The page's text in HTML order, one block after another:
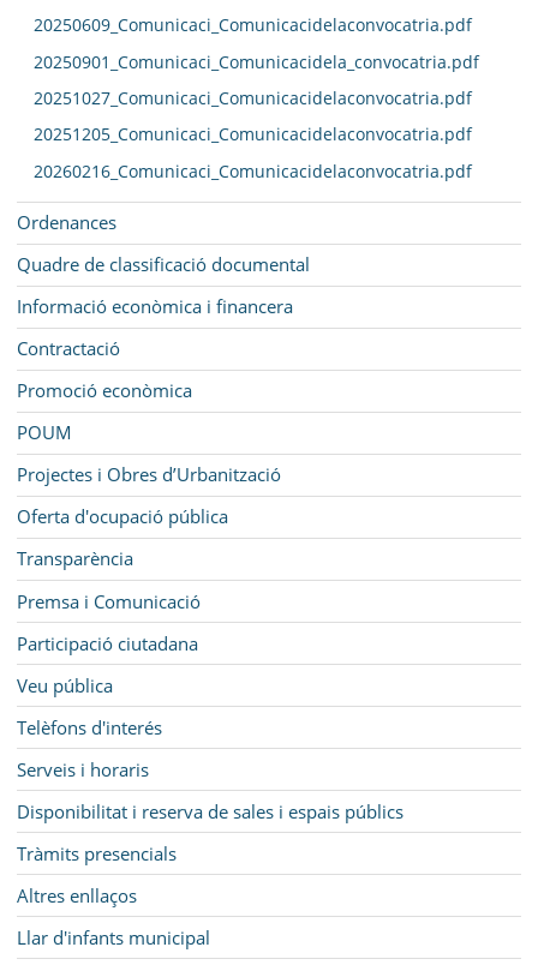
20250609_Comunicaci_Comunicacidelaconvocatria.pdf
20250901_Comunicaci_Comunicacidela_convocatria.pdf
20251027_Comunicaci_Comunicacidelaconvocatria.pdf
20251205_Comunicaci_Comunicacidelaconvocatria.pdf
20260216_Comunicaci_Comunicacidelaconvocatria.pdf
Ordenances
Quadre de classificació documental
Informació econòmica i financera
Contractació
Promoció econòmica
POUM
Projectes i Obres d’Urbanització
Oferta d'ocupació pública
Transparència
Premsa i Comunicació
Participació ciutadana
Veu pública
Telèfons d'interés
Serveis i horaris
Disponibilitat i reserva de sales i espais públics
Tràmits presencials
Altres enllaços
Llar d'infants municipal